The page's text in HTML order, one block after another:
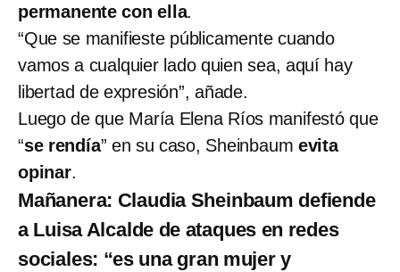
permanente con ella.
“Que se manifieste públicamente cuando
vamos a cualquier lado quien sea, aquí hay
libertad de expresión”, añade.
Luego de que María Elena Ríos manifestó que
“se rendía” en su caso, Sheinbaum evita
opinar.
Mañanera: Claudia Sheinbaum defiende
a Luisa Alcalde de ataques en redes
sociales: “es una gran mujer y